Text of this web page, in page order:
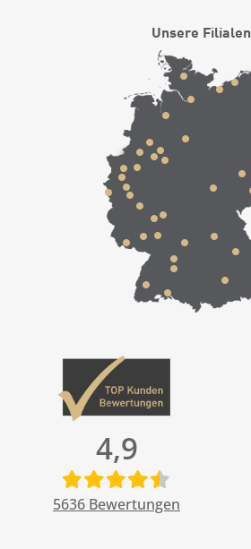
Unsere Filialen
4,9
5636 Bewertungen